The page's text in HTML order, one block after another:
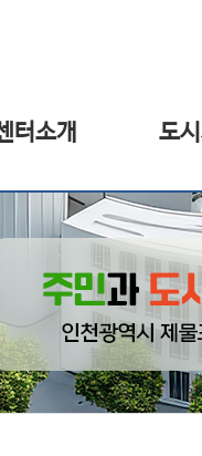
터소개 도